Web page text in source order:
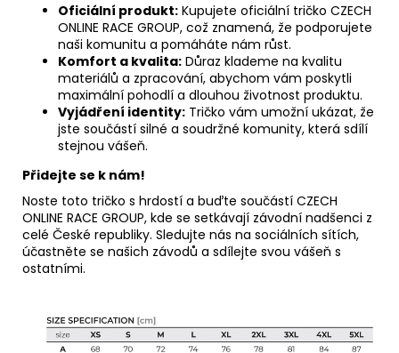
Oficiální produkt: Kupujete oficiální tričko CZECH
ONLINE RACE GROUP, což znamená, že podporujete
naši komunitu a pomáháte nám růst.
Komfort a kvalita: Důraz klademe na kvalitu
materiálů a zpracování, abychom vám poskytli
maximální pohodlí a dlouhou životnost produktu.
Vyjádření identity: Tričko vám umožní ukázat, že
jste součástí silné a soudržné komunity, která sdílí
stejnou vášeň.
Přidejte se k nám!
Noste toto tričko s hrdostí a buďte součástí CZECH
ONLINE RACE GROUP, kde se setkávají závodní nadšenci z
celé České republiky. Sledujte nás na sociálních sítích,
účastněte se našich závodů a sdílejte svou vášeň s
ostatními.